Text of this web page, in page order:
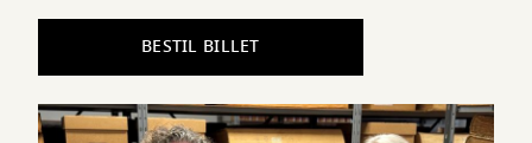
BESTIL BILLET